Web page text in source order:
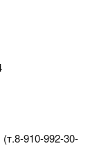
910-992-30-